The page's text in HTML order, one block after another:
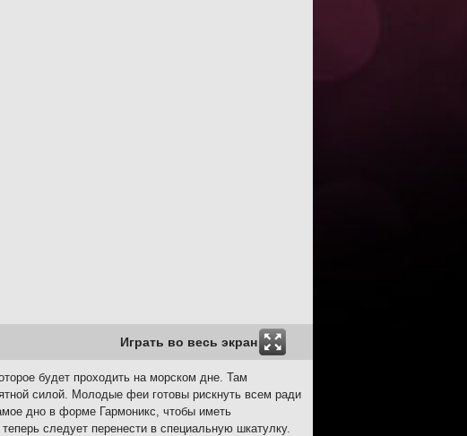
Играть во весь экран
будет проходить на морском дне. Там
силой. Молодые феи готовы рискнуть всем ради
дно в форме Гармоникс, чтобы иметь
следует перенести в специальную шкатулку.